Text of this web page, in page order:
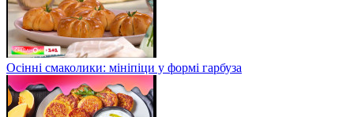
Осінні смаколики: мініпіци у формі гарбуза